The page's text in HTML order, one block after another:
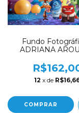
Fundo
ADRIANA
AD7700
12 x de
COMPRAR